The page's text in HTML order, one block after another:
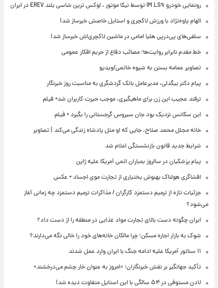
رونمایی خودرو IM LS۹ توسط نیکا موتور ، لوکس ترین شاسی بلند EREV در ایران
الهام پاوه‌نژاد با ورزش لاکچری و استایل خاصش خبرساز شد!
سلفی‌های پی‌درپی هلیا امامی در ماشین لاکچری‌اش خبرساز شد!
خط مقدم نابرابر روایت‌ها؛ مصائب دفاع از حریم افکار عمومی
تصاویر عمامه بستن به شیوه خاتمی/ویدیو
پیام دکتر بیگدلی، مدیرعامل بانک گردشگری به مناسبت روز خبرنگار
ترفند عجیب این زن برای ماهیگیری، موجب حیرت کاربران شد+ فیلم
این سکانس نزدیک بود جان سیروس گرجستانی را بگیرد + فیلم
خانه مجلل محمد صلاح، جایی که او مثل پادشاه زندگی می‌کند | تصاویر
شرایط جدید قانون بازنشستگی اعلام شد
پیام پزشکیان در سالروز بمباران اتمی آمریکا علیه ژاپن
افشاگری هولناک بهنوش بختیاری از تجارت موی اجساد + عکس
جزئیات تازه از ترمیم دستمزد کارگران / مذاکرات ترمیم دستمزد چه زمانی آغاز
می‌شود؟
ایران چگونه دست بالای تجارت مواد غذایی در منطقه را از دست داد؟
شوک به بازار اجاره مسکن؛ چرا مالکان خانه‌های خود را خالی نگه می‌دارند؟
۱۱ سناتور آمریکا علیه ادامه جنگ با ایران وارد عمل شدند
تأکید جهانگیر بر نقش خبرنگاران؛ «امروز به عنوان خار چشم می‌درخشند»
لادن مستوفی در ۵۴ سالگی با این استایل متفاوت دیده شد!